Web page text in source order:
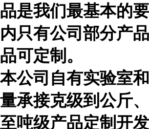
品是我们最基本的
内只有公司部分产
品可定制。
本公司自有实验室
量承接克级到公斤
至吨级产品定制开